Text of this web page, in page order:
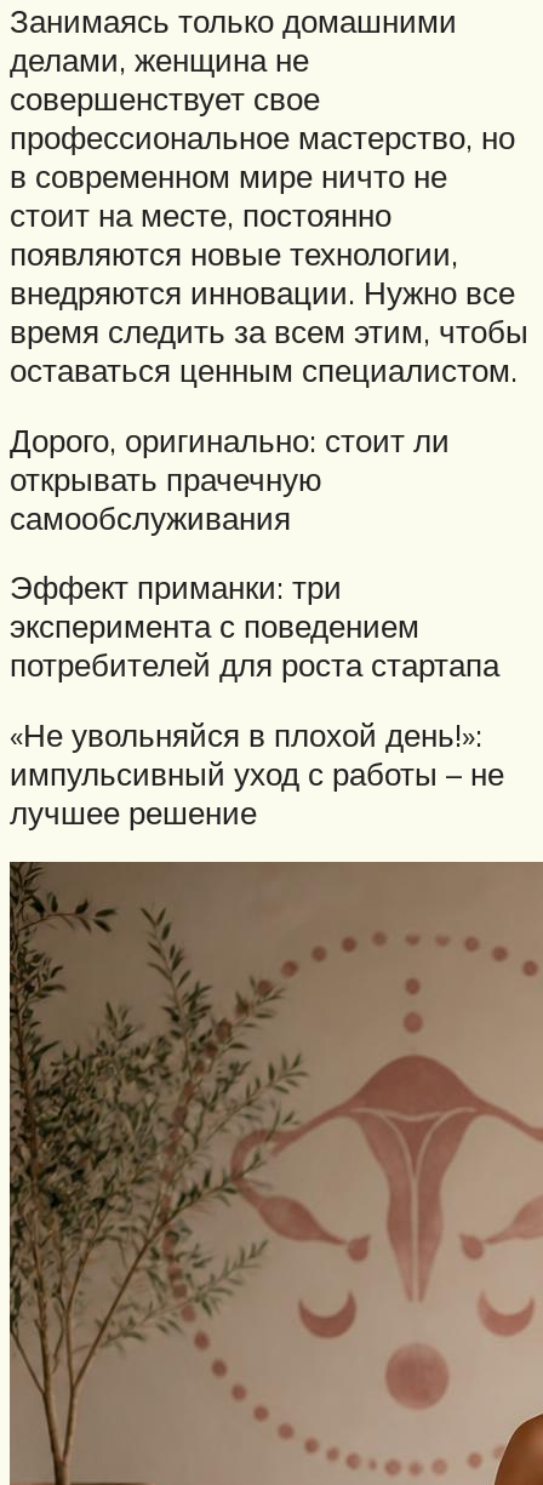
Занимаясь только домашними
делами, женщина не
совершенствует свое
профессиональное мастерство, но
в современном мире ничто не
стоит на месте, постоянно
появляются новые технологии,
внедряются инновации. Нужно все
время следить за всем этим, чтобы
оставаться ценным специалистом.
Дорого, оригинально: стоит ли
открывать прачечную
самообслуживания
Эффект приманки: три
эксперимента с поведением
потребителей для роста стартапа
«Не увольняйся в плохой день!»:
импульсивный уход с работы – не
лучшее решение